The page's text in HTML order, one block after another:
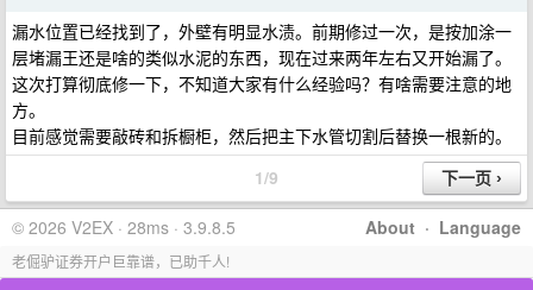
漏水位置已经找到了，外壁有明显水渍。前期修过一次，是按加涂一
层堵漏王还是啥的类似水泥的东西，现在过来两年左右又开始漏了。
这次打算彻底修一下，不知道大家有什么经验吗？有啥需要注意的地
方。
目前感觉需要敲砖和拆橱柜，然后把主下水管切割后替换一根新的。
1/9
About · Language
© 2026 V2EX · 28ms · 3.9.8.5
老倔驴证券开户巨靠谱，已助千人!